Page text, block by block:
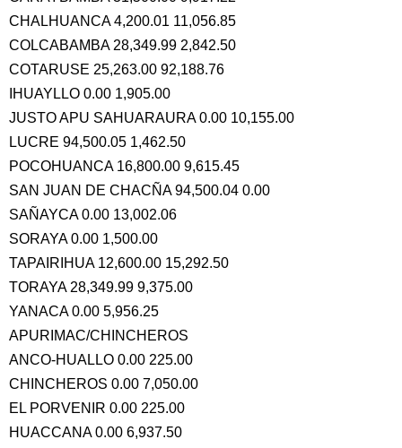
CHALHUANCA 4,200.01 11,056.85
COLCABAMBA 28,349.99 2,842.50
COTARUSE 25,263.00 92,188.76
IHUAYLLO 0.00 1,905.00
JUSTO APU SAHUARAURA 0.00 10,155.00
LUCRE 94,500.05 1,462.50
POCOHUANCA 16,800.00 9,615.45
SAN JUAN DE CHACÑA 94,500.04 0.00
SAÑAYCA 0.00 13,002.06
SORAYA 0.00 1,500.00
TAPAIRIHUA 12,600.00 15,292.50
TORAYA 28,349.99 9,375.00
YANACA 0.00 5,956.25
APURIMAC/CHINCHEROS
ANCO-HUALLO 0.00 225.00
CHINCHEROS 0.00 7,050.00
EL PORVENIR 0.00 225.00
HUACCANA 0.00 6,937.50